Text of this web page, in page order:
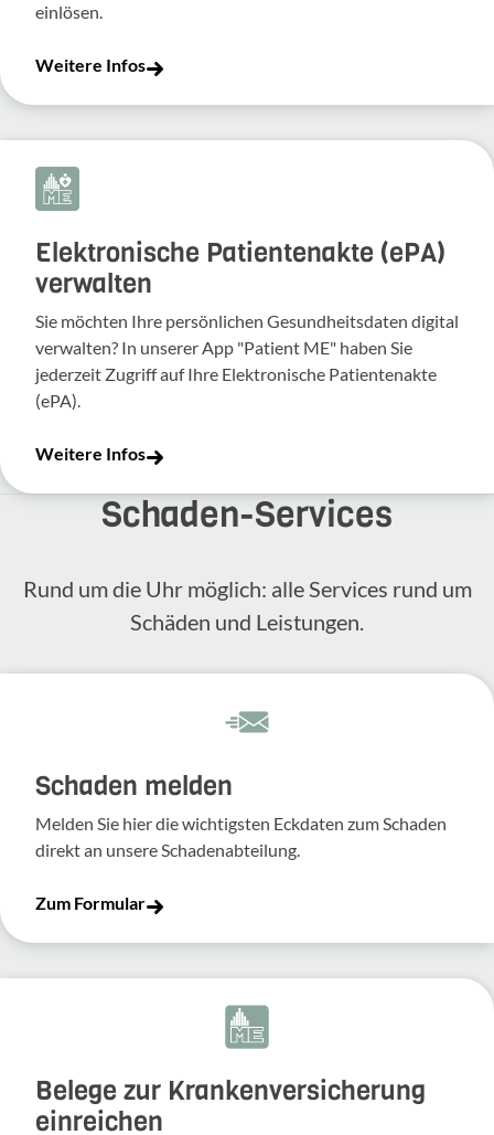
einlösen.
Weitere Infos
Elektronische Patientenakte (ePA)
verwalten
Sie möchten Ihre persönlichen Gesundheitsdaten digital
verwalten? In unserer App "Patient ME" haben Sie
jederzeit Zugriff auf Ihre Elektronische Patientenakte
(ePA).
Weitere Infos
Schaden-​Services
Rund um die Uhr möglich: alle Services rund um
Schäden und Leis­tungen.
Schaden melden
Melden Sie hier die wich­tigsten Eckdaten zum Schaden
direkt an unsere Scha­den­ab­tei­lung.
Zum Formular
Belege zur Krankenversicherung
einreichen